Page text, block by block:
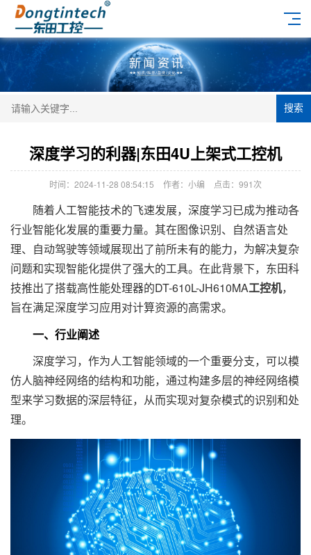
搜索
深度学习的利器|东田4U上架式工控机
时间：2024-11-28 08:54:15 作者：小编 点击： 991次
随着人工智能技术的飞速发展，深度学习已成为推动各
行业智能化发展的重要力量。其在图像识别、自然语言处
理、自动驾驶等领域展现出了前所未有的能力，为解决复杂
问题和实现智能化提供了强大的工具。在此背景下，东田科
技推出了搭载高性能处理器的DT-610L-JH610MA工控机，
旨在满足深度学习应用对计算资源的高需求。
一、行业阐述
深度学习，作为人工智能领域的一个重要分支，可以模
仿人脑神经网络的结构和功能，通过构建多层的神经网络模
型来学习数据的深层特征，从而实现对复杂模式的识别和处
理。